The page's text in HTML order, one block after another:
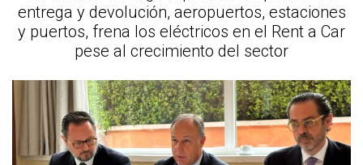
entrega y devolución, aeropuertos, estaciones
y puertos, frena los eléctricos en el Rent a Car
pese al crecimiento del sector